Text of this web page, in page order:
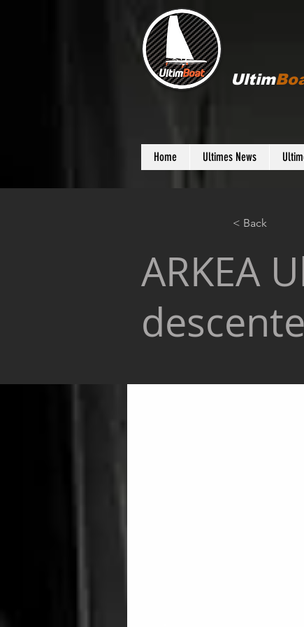
Ultim
Home Ultimes News
< Back
ARKEA